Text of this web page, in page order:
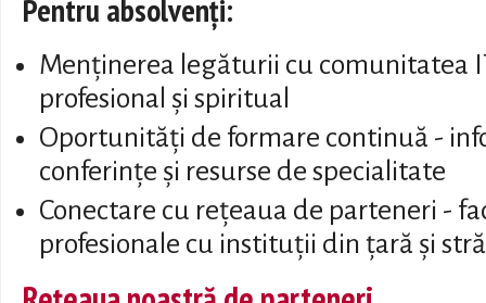
Pentru absolvenți:
Menținerea legăturii cu comunitatea
profesional și spiritual
Oportunități de formare continuă -
conferințe și resurse de specialitate
Conectare cu rețeaua de parteneri -
profesionale cu instituții din țară și